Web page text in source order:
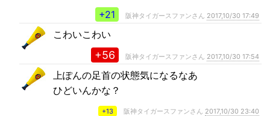
+21
阪神タイガースファンさん 2017,10/30 17:49
こわいこわい
+56 阪神タイガースファンさん 2017,10/30 17:54
上ぽんの足首の状態気になるなあ
ひどいんかな？
+13 阪神タイガースファンさん 2017,10/30 23:40